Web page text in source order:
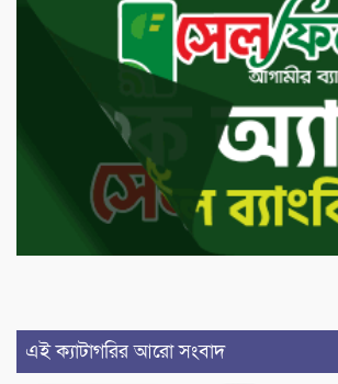
এই ক্যাটাগরির আরো সংবাদ